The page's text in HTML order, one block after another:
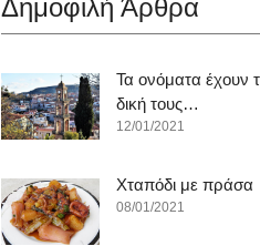
Δημοφιλή Άρθρα
Τα ονόματα έχουν
δική τους…
12/01/2021
Χταπόδι με πράσα
08/01/2021